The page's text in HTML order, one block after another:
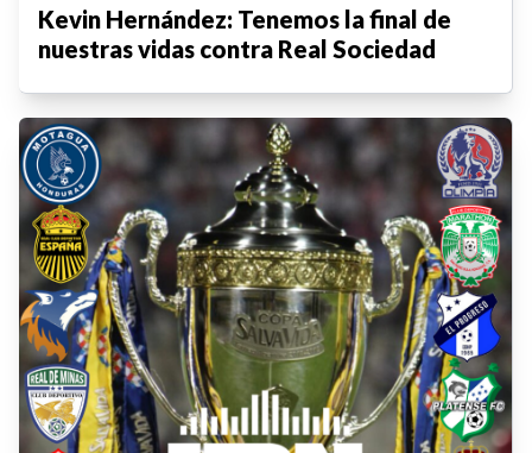
Kevin Hernández: Tenemos la final de
nuestras vidas contra Real Sociedad